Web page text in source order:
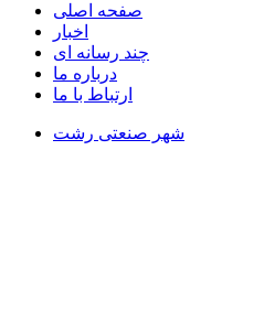
صفحه اصلی
اخبار
چند رسانه ای
درباره ما
ارتباط با ما
شهر صنعتی رشت